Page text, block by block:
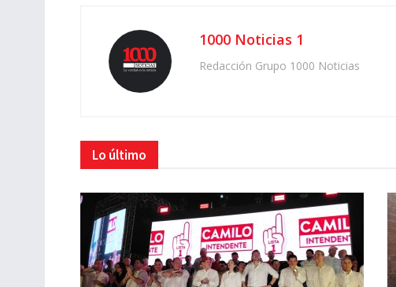
1000 Noticias 1
Redacción Grupo 1000 Noticias
Lo último